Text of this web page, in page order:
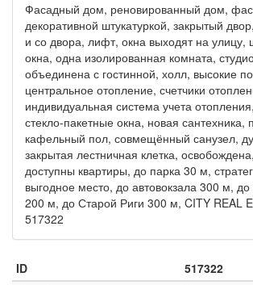
Фасадный дом, реновированный дом,
декоративной штукатуркой, закрытый
и со двора, лифт, окна выходят на улицу,
окна, одна изолированная комната,
объединена с гостинной, холл, высокие
центральное отопление, счетчики
индивидуальная система учета
стекло-пакетные окна, новая сантехника,
кафельный пол, совмещённый санузел,
закрытая лестничная клетка,
доступны квартиры, до парка 30 м,
выгодное место, до автовокзала 300 м,
200 м, до Старой Риги 300 м, CITY REAL
517322
ID
517322